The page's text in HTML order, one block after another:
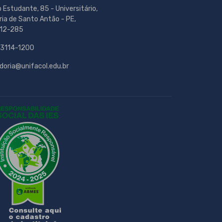
Estudante, 85 - Universitário,
de Santo Antão - PE,
285
1200